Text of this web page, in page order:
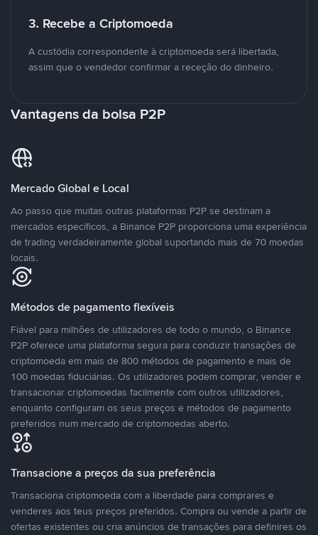
3. Recebe a Criptomoeda
A custódia correspondente à criptomoeda será libertada,
assim que o vendedor confirmar a receção do dinheiro.
Vantagens da bolsa P2P
Mercado Global e Local
Ao passo que muitas outras plataformas P2P se destinam a
mercados específicos, a Binance P2P proporciona uma experiência
de trading verdadeiramente global suportando mais de 70 moedas
locais.
Métodos de pagamento flexíveis
Fiável para milhões de utilizadores de todo o mundo, o Binance
P2P oferece uma plataforma segura para conduzir transações de
criptomoeda em mais de 800 métodos de pagamento e mais de
100 moedas fiduciárias. Os utilizadores podem comprar, vender e
transacionar criptomoedas facilmente com outros utilizadores,
enquanto configuram os seus preços e métodos de pagamento
preferidos num mercado de criptomoedas aberto.
Transacione a preços da sua preferência
Transaciona criptomoeda com a liberdade para comprares e
venderes aos teus preços preferidos. Compra ou vende a partir de
ofertas existentes ou cria anúncios de transações para definires os